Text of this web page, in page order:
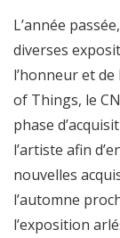
L’année
diverses
l’honneur et
of Things, le
phase
l’artiste afin
nouvelles
l’automne
l’exposition